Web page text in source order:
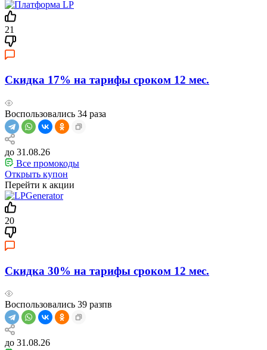
21
Скидка 17% на тарифы сроком 12 мес.
Воспользовались 34 раза
до 31.08.26
Все промокоды
Открыть купон
Перейти к акции
20
Скидка 30% на тарифы сроком 12 мес.
Воспользовались 39 разпв
до 31.08.26